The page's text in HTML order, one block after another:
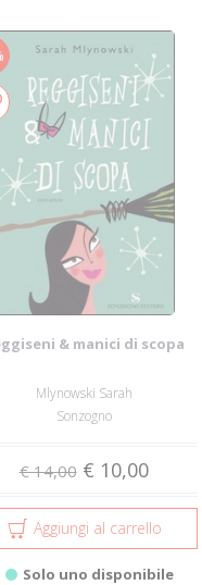
& manici di scopa
Mlynowski Sarah
Sonzogno
€ 14,00 € 10,00
Aggiungi al carrello
Solo uno disponibile